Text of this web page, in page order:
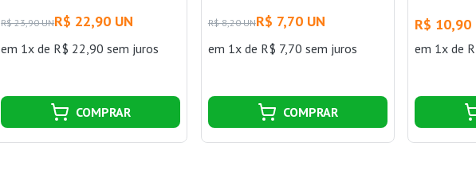
R$ 23,90 UNR$ 22,90 UN
em 1x de R$ 22,90 sem juros
COMPRAR
R$ 8,20 UNR$ 7,70 UN
em 1x de R$ 7,70 sem juros
COMPRAR
R$ 10,90
em 1x de